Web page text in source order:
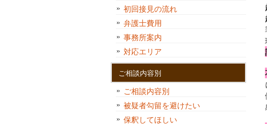
初回接見の流れ
弁護士費用
事務所案内
対応エリア
ご相談内容別
ご相談内容別
被疑者勾留を避けたい
保釈してほしい